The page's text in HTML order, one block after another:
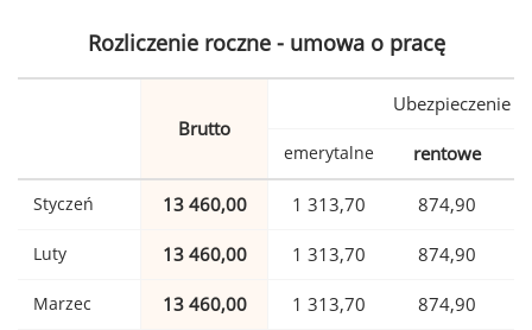
Rozliczenie roczne - umowa o pracę
Brutto
Ubezpieczenie
emerytalne rentowe
Styczeń 13 460,00 1 313,70 874,90
Luty 13 460,00 1 313,70 874,90
Marzec 13 460,00 1 313,70 874,90